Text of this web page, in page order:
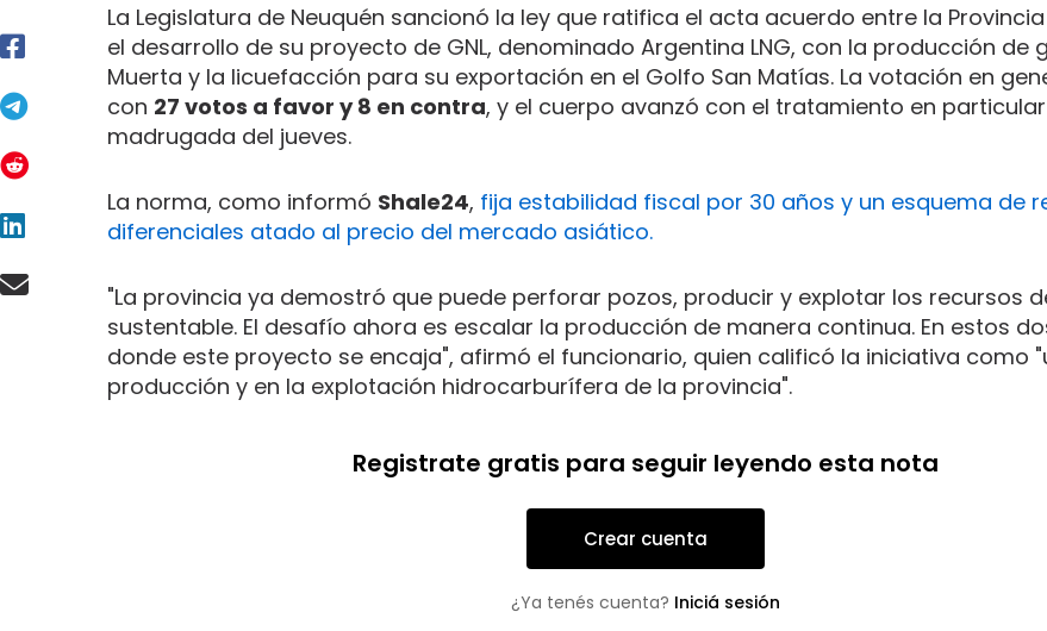
La Legislatura de Neuquén sancionó la ley que ratifica el acta acuerdo entre la Provincia
el desarrollo de su proyecto de GNL, denominado Argentina LNG, con la producción de
Muerta y la licuefacción para su exportación en el Golfo San Matías. La votación en
con 27 votos a favor y 8 en contra, y el cuerpo avanzó con el tratamiento en
madrugada del jueves.
La norma, como informó Shale24, fija estabilidad fiscal por 30 años y un esquema de
diferenciales atado al precio del mercado asiático.
"La provincia ya demostró que puede perforar pozos, producir y explotar los recursos
sustentable. El desafío ahora es escalar la producción de manera continua. En estos
donde este proyecto se encaja", afirmó el funcionario, quien calificó la iniciativa como
producción y en la explotación hidrocarburífera de la provincia".
Registrate gratis para seguir leyendo esta nota
Crear cuenta
¿Ya tenés cuenta? Iniciá sesión